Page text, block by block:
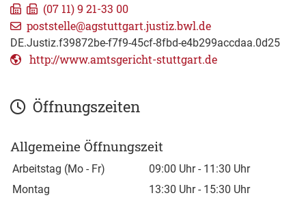
(07 11) 9 21-33 00
poststelle@agstuttgart.justiz.bwl.de
DE.Justiz.f39872be-f7f9-45cf-8fbd-e4b299accdaa.0d25
http://www.amtsgericht-stuttgart.de
Öffnungszeiten
Allgemeine Öffnungszeit
Arbeitstag (Mo - Fr) 09:00 Uhr- 11:30 Uhr
Montag
13:30 Uhr- 15:30 Uhr